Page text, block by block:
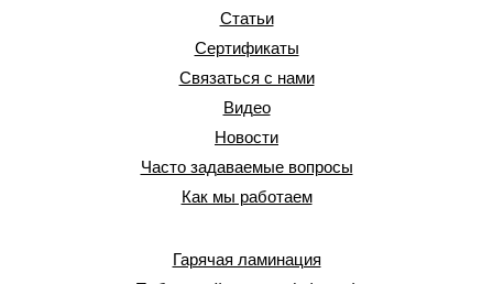
Статьи
Сертификаты
Связаться с нами
Видео
Новости
Часто задаваемые вопросы
Как мы работаем
Гарячая ламинация